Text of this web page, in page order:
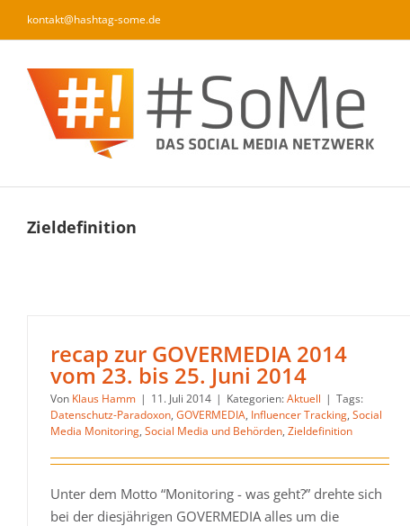
kontakt@hashtag-some.de
Zieldefinition
recap zur GOVERMEDIA 2014
vom 23. bis 25. Juni 2014
Von Klaus Hamm | 11. Juli 2014 | Kategorien:Aktuell | Tags:
Datenschutz-Paradoxon, GOVERMEDIA, Influencer Tracking, Social
Media Monitoring, Social Media und Behörden, Zieldefinition
Unter dem Motto “Monitoring - was geht?” drehte sich
bei der diesjährigen GOVERMEDIA alles um die